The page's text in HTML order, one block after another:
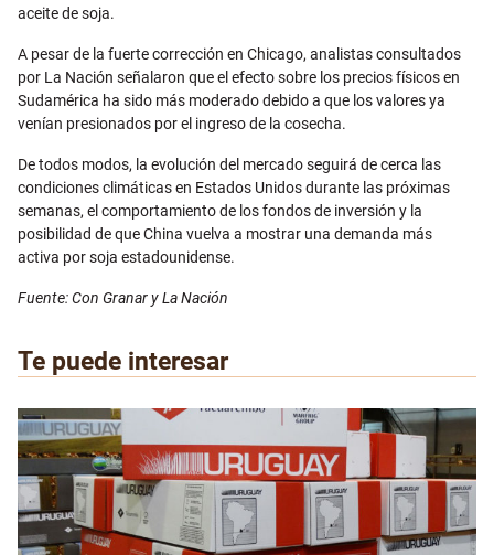
aceite de soja.
A pesar de la fuerte corrección en Chicago, analistas consultados
por La Nación señalaron que el efecto sobre los precios físicos en
Sudamérica ha sido más moderado debido a que los valores ya
venían presionados por el ingreso de la cosecha.
De todos modos, la evolución del mercado seguirá de cerca las
condiciones climáticas en Estados Unidos durante las próximas
semanas, el comportamiento de los fondos de inversión y la
posibilidad de que China vuelva a mostrar una demanda más
activa por soja estadounidense.
Fuente: Con Granar y La Nación
Te puede interesar